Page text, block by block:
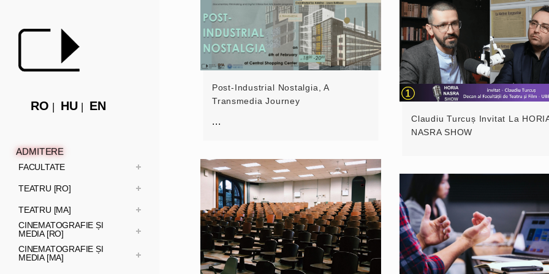
RO HU EN
ADMITERE
FACULTATE
TEATRU [RO]
TEATRU [MA]
CINEMATOGRAFIE ȘI
MEDIA [RO]
CINEMATOGRAFIE ȘI
MEDIA [MA]
Post-Industrial Nostalgia, A
Transmedia Journey
...
Claudiu Turcuș Invitat La
NASRA SHOW